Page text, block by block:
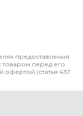
предоставления
товаром перед его
(статья 437